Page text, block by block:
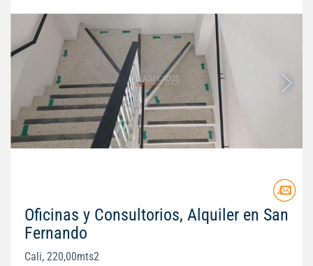
Oficinas y Consultorios, Alquiler en San
Fernando
Cali, 220,00mts2